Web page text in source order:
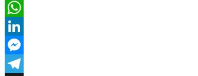
Facebook
WhatsApp
LinkedIn
Messenger